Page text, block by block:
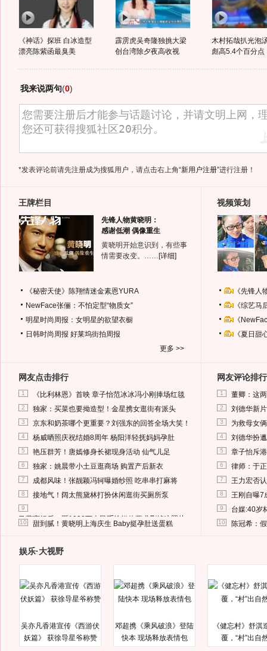
《神话》探班 白冰造型
漂亮陈紫函最臭美
霹雳虎吴奇隆独挑大梁
创台湾除夕夜高收视
木村拓哉扒光泡
彪高5.4个百分点
我来说两句(0)
*发表评论前请先注册成为搜狐用户，请点击右上角“新用户注册”进行注册！
王牌栏目
先锋人物黄晓明：
感谢低潮 偶像重生
黄晓明开始意识到，有些事
情需要改变。…… [详细]
《秘密天使》陈翔情迷金素恩YURA
NewFace张俪：不怕定型“物质女”
明星时尚周报：女明星的欲望衣橱
日韩时尚周报 好莱坞街拍周报
更多 >>
视频策划
《先锋
《综艺
《
《夏日
网友点击排行
1 《比利林恩》首映 章子怡范冰冰冯小刚捧场红毯
2 独家：买菜也要拗造型！金星携女逛街有派头
3 京东和奶茶哪个更重要？刘强东的回答全场大笑！
4 杨威晒照庆祝结婚8周年 杨阳洋轻抚妈妈孕肚
5 艳压群芳！唐嫣修身长裙现身活动 仙气儿足
6 独家：姚晨带小土豆逛商场 购置产后新衣
7 成都风味！张靓颖冯轲曝婚纱照 吃串串打麻将
8 接地气！阔太熊黛林打扮休闲逛街买厕所泵
9
马蓉离婚后，砸1000万人民币给媒体要求删掉这照片
10 甜到腻！黄晓明上海庆生 Baby挺孕肚送蛋糕
网友评论排行
1 董卿：这
2 刘德华新
3 为救母女
4 刘德华扮
5 章子怡斥
6 律师：于
7 王力宏否
8 王刚自曝7
9 台媒:40岁
10 陈冠希：
娱乐·大视野
吴亦凡香港宣传《西游伏
妖篇》 获徐导星爷称赞
邓超携《乘风破浪》登陆
快本 现场释放表情包
《健忘村》舒淇
覆，“村”出自